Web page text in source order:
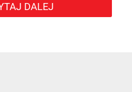
DALEJ